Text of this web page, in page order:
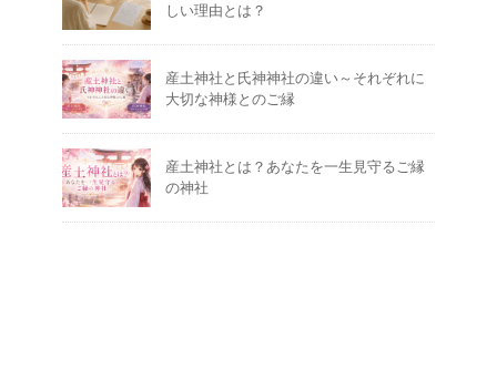
しい理由とは？
産土神社と氏神神社の違い～それぞれに
大切な神様とのご縁
産土神社とは？あなたを一生見守るご縁
の神社